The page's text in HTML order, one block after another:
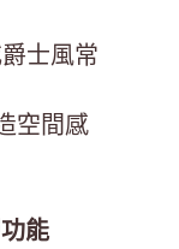
士風常
空間感
能